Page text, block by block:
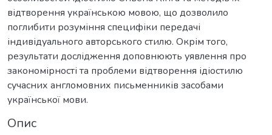
відтворення українською мовою, що дозволило
поглибити розуміння специфіки передачі
індивідуального авторського стилю. Окрім того,
результати дослідження доповнюють уявлення про
закономірності та проблеми відтворення ідіостилю
сучасних англомовних письменників засобами
української мови.
Опис